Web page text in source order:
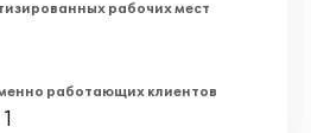
рабочих мест
работающих клиентов